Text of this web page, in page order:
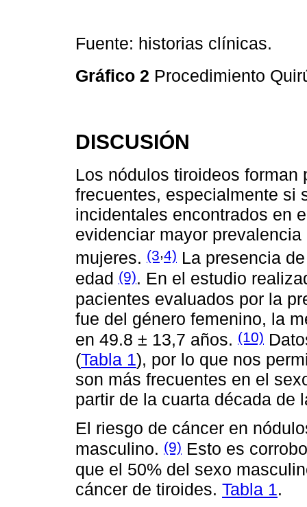
Fuente: historias clínicas.
Gráfico 2 Procedimiento
DISCUSIÓN
Los nódulos tiroideos
frecuentes, especialmente si
incidentales encontrados en
evidenciar mayor
mujeres. (3,4) La presencia
edad (9). En el estudio
pacientes evaluados por la
fue del género femenino, la
en 49.8 ± 13,7 años. (10)
(Tabla 1), por lo que nos
son más frecuentes en el
partir de la cuarta década de
El riesgo de cáncer en
masculino. (9) Esto es
que el 50% del sexo
cáncer de tiroides. Tabla 1.